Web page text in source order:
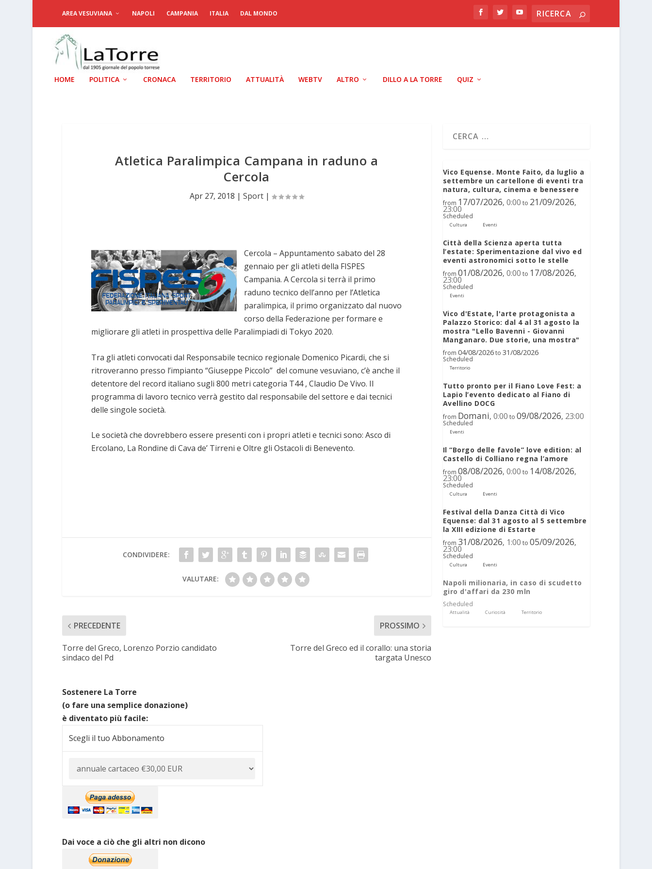
AREA VESUVIANA NAPOLI CAMPANIA ITALIA DAL MONDO
HOME POLITICA CRONACA TERRITORIO ATTUALITÀ WEBTV ALTRO DILLO A LA TORRE QUIZ
Atletica Paralimpica Campana in raduno a
Cercola
Apr 27, 2018 | Sport|
Cercola – Appuntamento sabato del 28
gennaio per gli atleti della FISPES
Campania. A Cercola si terrà il primo
raduno tecnico dell’anno per l’Atletica
paralimpica, il primo organizzato dal nuovo
corso della Federazione per formare e
migliorare gli atleti in prospettiva delle Paralimpiadi di Tokyo 2020.
Tra gli atleti convocati dal Responsabile tecnico regionale Domenico Picardi, che si
ritroveranno presso l’impianto “Giuseppe Piccolo” del comune vesuviano, c’è anche il
detentore del record italiano sugli 800 metri categoria T44 , Claudio De Vivo. Il
programma di lavoro tecnico verrà gestito dal responsabile del settore e dai tecnici
delle singole società.
Le società che dovrebbero essere presenti con i propri atleti e tecnici sono: Asco di
Ercolano, La Rondine di Cava de’ Tirreni e Oltre gli Ostacoli di Benevento.
CONDIVIDERE:
VALUTARE:
PRECEDENTE
Torre del Greco, Lorenzo Porzio candidato
sindaco del Pd
PROSSIMO
Torre del Greco ed il corallo: una storia
targata Unesco
Sostenere La Torre
(o fare una semplice donazione)
è diventato più facile:
Scegli il tuo Abbonamento
Dai voce a ciò che gli altri non dicono
Vico Equense. Monte Faito, da luglio a
settembre un cartellone di eventi tra
natura, cultura, cinema e benessere
from 17/07/2026, 0:00 to 21/09/2026,
23:00
Scheduled
Cultura Eventi
Città della Scienza aperta tutta
l’estate: Sperimentazione dal vivo ed
eventi astronomici sotto le stelle
from 01/08/2026, 0:00 to 17/08/2026,
23:00
Scheduled
Eventi
Vico d'Estate, l'arte protagonista a
Palazzo Storico: dal 4 al 31 agosto la
mostra "Lello Bavenni - Giovanni
Manganaro. Due storie, una mostra"
from 04/08/2026to 31/08/2026
Scheduled
Territorio
Tutto pronto per il Fiano Love Fest: a
Lapio l’evento dedicato al Fiano di
Avellino DOCG
from Domani, 0:00 to 09/08/2026, 23:00
Scheduled
Eventi
Il “Borgo delle favole” love edition: al
Castello di Colliano regna l’amore
from 08/08/2026, 0:00 to 14/08/2026,
23:00
Scheduled
Cultura Eventi
Festival della Danza Città di Vico
Equense: dal 31 agosto al 5 settembre
la XIII edizione di Estarte
from 31/08/2026, 1:00 to 05/09/2026,
23:00
Scheduled
Cultura Eventi
Napoli milionaria, in caso di scudetto
giro d'affari da 230 mln
Scheduled
Attualità Curiosità Territorio